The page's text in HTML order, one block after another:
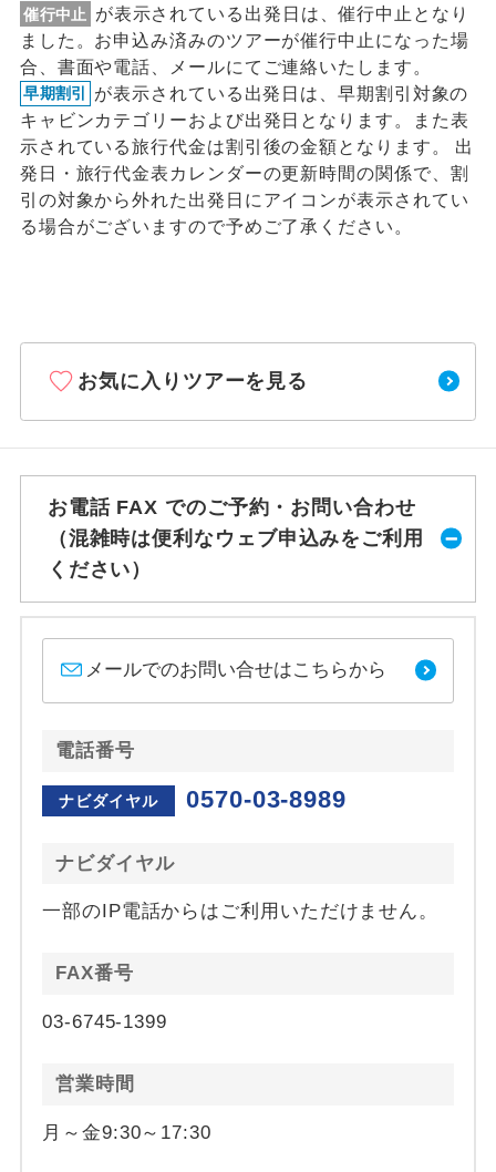
催行中止
が表示されている出発日は、催行中止となり
ました。お申込み済みのツアーが催行中止になった場
合、書面や電話、メールにてご連絡いたします。
早期割引
が表示されている出発日は、早期割引対象の
キャビンカテゴリーおよび出発日となります。また表
示されている旅行代金は割引後の金額となります。 出
発日・旅行代金表カレンダーの更新時間の関係で、割
引の対象から外れた出発日にアイコンが表示されてい
る場合がございますので予めご了承ください。
お気に入りツアーを見る
お電話 FAX でのご予約・お問い合わせ
（混雑時は便利なウェブ申込みをご利用
ください）
メールでのお問い合せはこちらから
電話番号
ナビダイヤル 0570-03-8989
ナビダイヤル
一部のIP電話からはご利用いただけません。
FAX番号
03-6745-1399
営業時間
月～金9:30～17:30